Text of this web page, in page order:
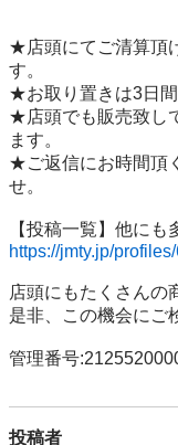
★店頭にてご清算頂
す。
★お取り置きは3日間
★店頭でも販売致し
ます。
★ご返信にお時間頂
せ。
https://jmty.jp/
店頭にもたくさんの
是非、この機会にご
管理番号
投稿者